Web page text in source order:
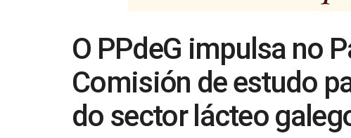
O PPdeG impulsa no
Comisión de estudo
do sector lácteo